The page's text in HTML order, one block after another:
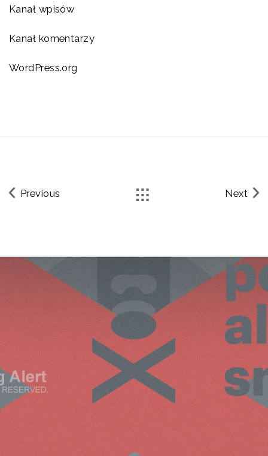
Kanał wpisów
Kanał komentarzy
WordPress.org
Previous Next